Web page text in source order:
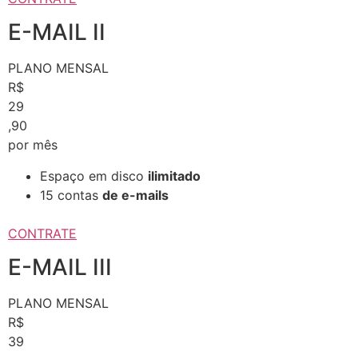
E-MAIL II
PLANO MENSAL
R$
29
,90
por mês
Espaço em disco ilimitado
15 contas de e-mails
CONTRATE
E-MAIL III
PLANO MENSAL
R$
39